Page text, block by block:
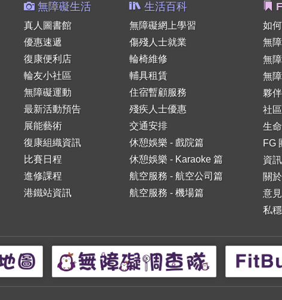
無障礙生活
真人圖書館
優惠速遞
復康便利店
輪友小社區
無障礙運動
最新活動預告
展能藝術
復康組織資訊
比賽日程
進修課程
港鐵站資訊
生活百科
無障礙網上學習
傷殘人士就業
輪椅維修
輔具租賃
住宿暫顧服務
殘疾人士優惠
交通安排
休憩娛樂 - 戲院篇
休憩娛樂 - Karaoke 篇
航空服務 - 航空公司篇
航空服務 - 機場篇
如
無
無
無
夥
社
生
FG
資
關
意
私